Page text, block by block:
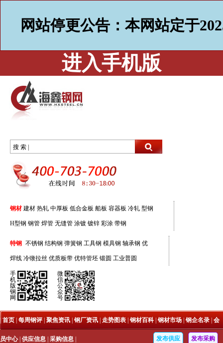
网站停更公告：本网站定于
进入手机版
搜 索 |
钢材 建材 热轧 中厚板 低合金板 船板 容器板 冷轧 型钢
H型钢 钢管 焊管 无缝管 涂镀 镀锌 彩涂 带钢
特钢 不锈钢 结构钢 弹簧钢 工具钢 模具钢 轴承钢 优
焊线 冷镦拉丝 优质板带 优特管坯 锻圆 工业普圆
手
机
版
钢
网
微
信
公
众
号
| 首页 每周钢评 聚焦资讯 钢厂资讯 走势图表 钢材百科| 钢材市场 钢企名录 会
员中心| 供应信息 采购信息 发布供应 发布采购